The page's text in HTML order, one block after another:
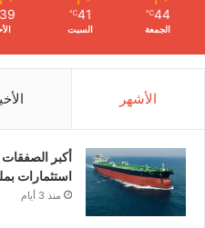
44
℃
الجمعة
41
℃
السبت
الأشهر
استثمارات
منذ 3 أيام